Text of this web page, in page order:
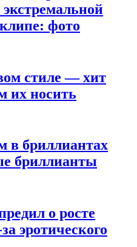
фото
стиле — хит
их носить
в бриллиантах
бриллианты
о росте
эротического